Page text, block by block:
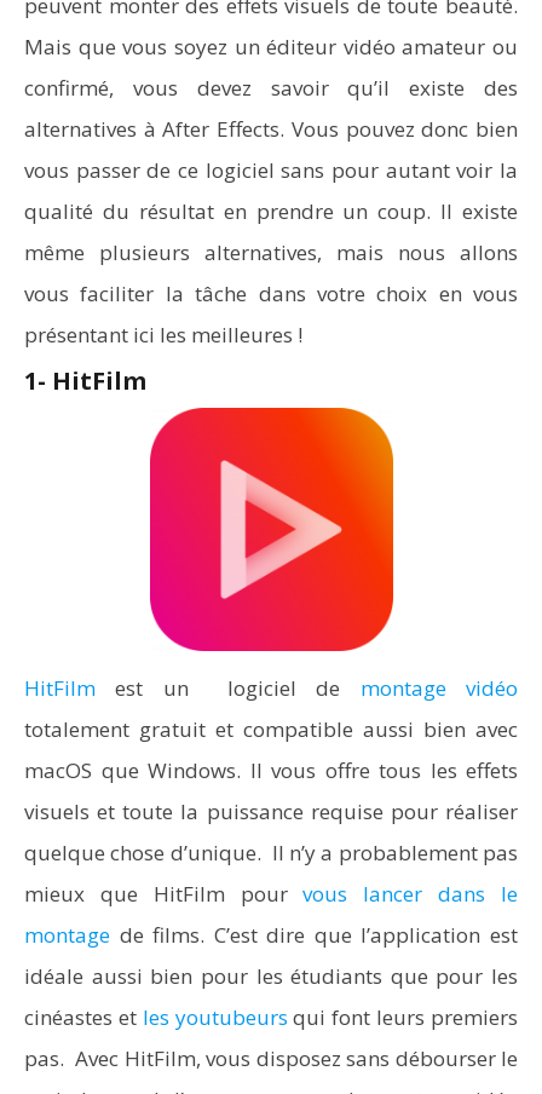
Mais que vous soyez un éditeur vidéo amateur ou
confirmé, vous devez savoir qu’il existe des
alternatives à After Effects. Vous pouvez donc bien
vous passer de ce logiciel sans pour autant voir la
qualité du résultat en prendre un coup. Il existe
même plusieurs alternatives, mais nous allons
vous faciliter la tâche dans votre choix en vous
présentant ici les meilleures !
1- HitFilm
HitFilm est un logiciel de montage vidéo
totalement gratuit et compatible aussi bien avec
macOS que Windows. Il vous offre tous les effets
visuels et toute la puissance requise pour réaliser
quelque chose d’unique. Il n’y a probablement pas
mieux que HitFilm pourvous lancer dans le
montage de films. C’est dire que l’application est
idéale aussi bien pour les étudiants que pour les
cinéastes et les youtubeurs qui font leurs premiers
pas. Avec HitFilm, vous disposez sans débourser le